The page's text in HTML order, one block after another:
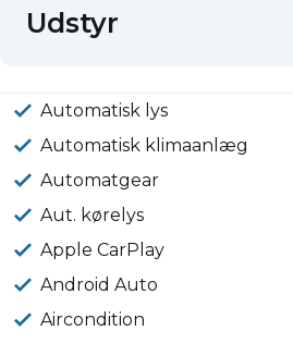
Udstyr
Automatisk lys
Automatisk klimaanlæg
Automatgear
Aut. kørelys
Apple CarPlay
Android Auto
Aircondition